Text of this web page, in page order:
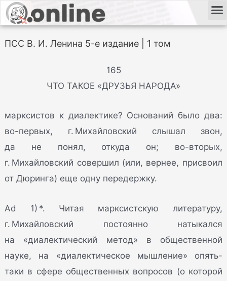
ПСС В. И. Ленина 5-е издание | 1 том
165
ЧТО ТАКОЕ «ДРУЗЬЯ НАРОДА»
марксистов к диалектике? Оснований было два:
во-первых, г. Михайловский слышал звон,
да не понял, откуда он; во-вторых,
г. Михайловский совершил (или, вернее, присвоил
от Дюринга) еще одну передержку.
Ad 1) *. Читая марксистскую литературу,
г. Михайловский постоянно натыкался
на «диалектический метод» в общественной
науке, на «диалектическое мышление» опять-
таки в сфере общественных вопросов (о которой